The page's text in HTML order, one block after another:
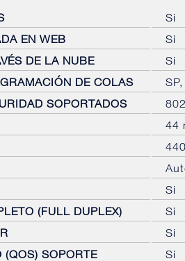
Si
EN WEB
Si
DE LA NUBE
Si
DE COLAS
SOPORTADOS
44
Si
(FULL DUPLEX)
Si
Si
(QOS) SOPORTE
Si